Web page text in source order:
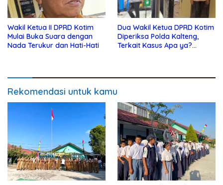
Wakil Ketua II DPRD Kotim
Mulai Buka Suara dengan
Nada Terukur dan Hati-Hati
Dua Wakil Ketua DPRD Kotim
Diperiksa Polda Kalteng,
Terkait Kasus Apa ya?…
Rekomendasi untuk kamu